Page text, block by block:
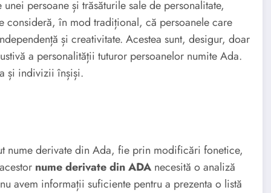
persoane și trăsăturile sale de personalitate,
consideră, în mod tradițional, că persoanele care
și creativitate. Acestea sunt, desigur, doar
a personalității tuturor persoanelor numite Ada.
și indivizii înșiși.
nume derivate din Ada, fie prin modificări fonetice,
nume derivate din ADA necesită o analiză
avem informații suficiente pentru a prezenta o listă